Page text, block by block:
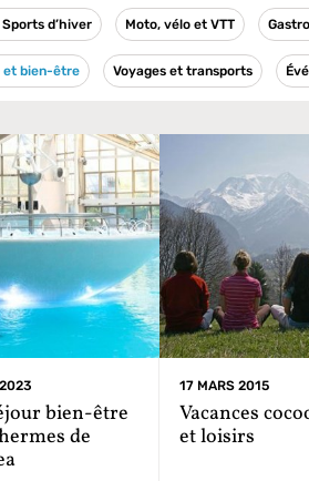
d’hiver Moto, vélo et VTT
et bien-être Voyages et transports
bien-être
de
17 MARS 2015
Vacances
et loisirs